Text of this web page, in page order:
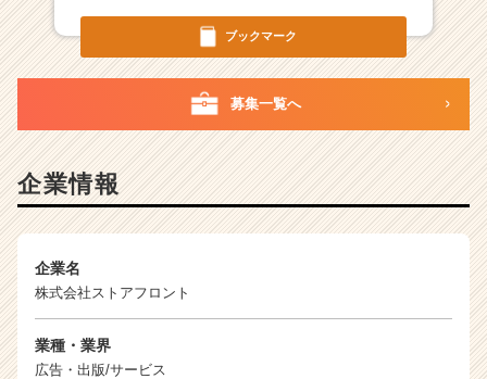
ン
ャ
ー
ベ
企
ブックマーク
募集一覧へ
企業情報
企業名
株式会社ストアフロント
業種・業界
広告・出版/サービス